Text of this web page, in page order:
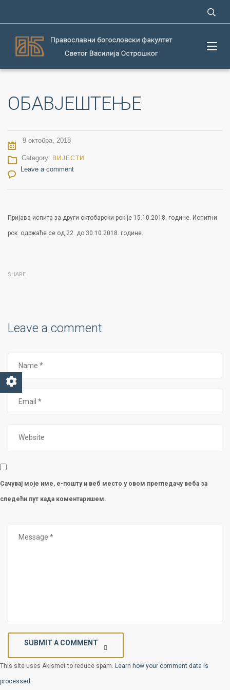
ОБАВЈЕШТЕЊЕ
9 октобра, 2018
Category: ВИЈЕСТИ
Leave a comment
Пријава испита за други октобарски рок је 15.10.2018. године. Испитни
рок одржаће се од 22. до 30.10.2018. године.
SHARE
Leave a comment
Сачувај моје име, е-пошту и веб место у овом прегледачу веба за
следећи пут када коментаришем.
SUBMIT A COMMENT
This site uses Akismet to reduce spam. Learn how your comment data is
processed.